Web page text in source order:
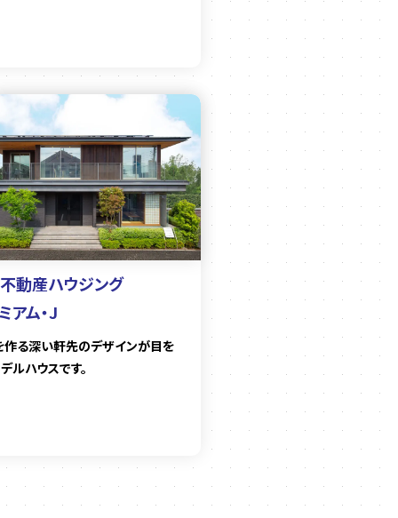
動産ハウジング
アム・J
作る深い軒先のデザインが目を
ルハウスです。